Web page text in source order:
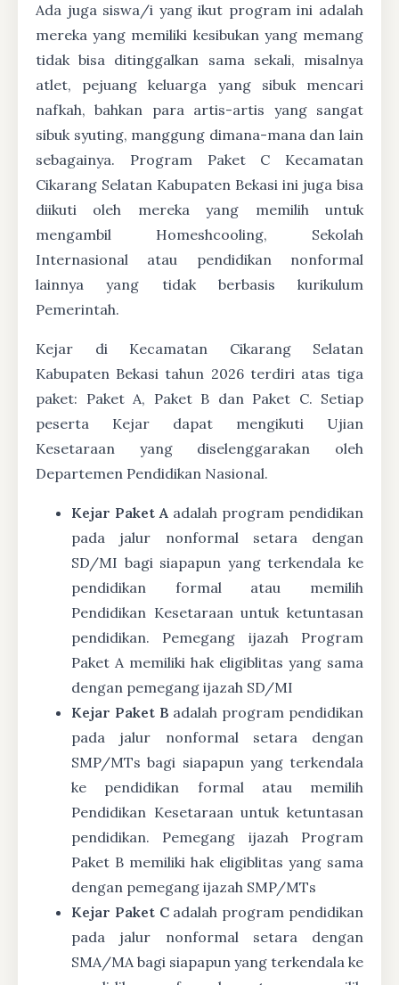
Ada juga siswa/i yang ikut program ini adalah
mereka yang memiliki kesibukan yang memang
tidak bisa ditinggalkan sama sekali, misalnya
atlet, pejuang keluarga yang sibuk mencari
nafkah, bahkan para artis-artis yang sangat
sibuk syuting, manggung dimana-mana dan lain
sebagainya. Program Paket C Kecamatan
Cikarang Selatan Kabupaten Bekasi ini juga bisa
diikuti oleh mereka yang memilih untuk
mengambil Homeshcooling, Sekolah
Internasional atau pendidikan nonformal
lainnya yang tidak berbasis kurikulum
Pemerintah.
Kejar di Kecamatan Cikarang Selatan
Kabupaten Bekasi tahun 2026 terdiri atas tiga
paket: Paket A, Paket B dan Paket C. Setiap
peserta Kejar dapat mengikuti Ujian
Kesetaraan yang diselenggarakan oleh
Departemen Pendidikan Nasional.
Kejar Paket A adalah program pendidikan
pada jalur nonformal setara dengan
SD/MI bagi siapapun yang terkendala ke
pendidikan formal atau memilih
Pendidikan Kesetaraan untuk ketuntasan
pendidikan. Pemegang ijazah Program
Paket A memiliki hak eligiblitas yang sama
dengan pemegang ijazah SD/MI
Kejar Paket B adalah program pendidikan
pada jalur nonformal setara dengan
SMP/MTs bagi siapapun yang terkendala
ke pendidikan formal atau memilih
Pendidikan Kesetaraan untuk ketuntasan
pendidikan. Pemegang ijazah Program
Paket B memiliki hak eligiblitas yang sama
dengan pemegang ijazah SMP/MTs
Kejar Paket Cadalah program pendidikan
pada jalur nonformal setara dengan
SMA/MA bagi siapapun yang terkendala ke